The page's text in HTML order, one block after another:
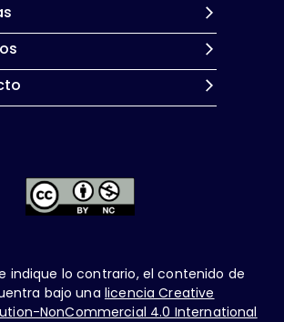
indique lo contrario, el contenido de
bajo una licencia Creative
NonCommercial 4.0 International